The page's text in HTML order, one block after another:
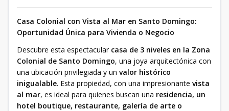
Casa Colonial con Vista al Mar en Santo Domingo:
Oportunidad Única para Vivienda o Negocio
Descubre esta espectacular casa de 3 niveles en la Zona
Colonial de Santo Domingo, una joya arquitectónica con
una ubicación privilegiada y un valor histórico
inigualable. Esta propiedad, con una impresionante vista
al mar, es ideal para quienes buscan una residencia, un
hotel boutique, restaurante, galería de arte o